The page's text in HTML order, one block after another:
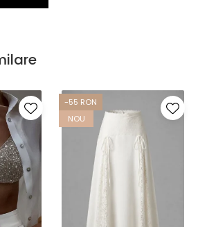
-55 RON
NOU